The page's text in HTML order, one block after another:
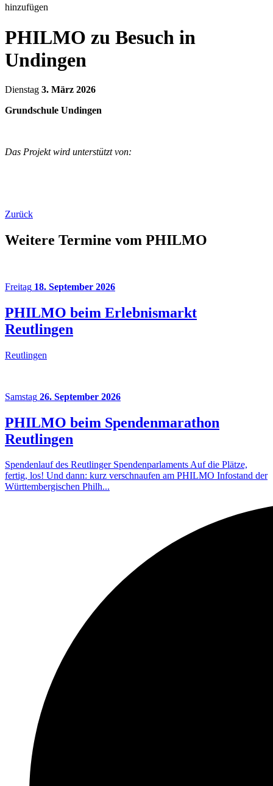
hinzufügen
PHILMO zu Besuch in
Undingen
Dienstag 3. März 2026
Grundschule Undingen
Das Projekt wird unterstützt von:
Zurück
Weitere Termine vom PHILMO
Freitag 18. September 2026
PHILMO beim Erlebnismarkt
Reutlingen
Reutlingen
Samstag 26. September 2026
PHILMO beim Spendenmarathon
Reutlingen
Spendenlauf des Reutlinger Spendenparlaments Auf die Plätze,
fertig, los! Und dann: kurz verschnaufen am PHILMO Infostand der
Württembergischen Philh...